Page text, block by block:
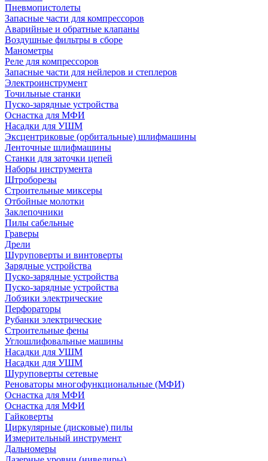
Пневмопистолеты
Запасные части для компрессоров
Аварийные и обратные клапаны
Воздушные фильтры в сборе
Манометры
Реле для компрессоров
Запасные части для нейлеров и степлеров
Электроинструмент
Точильные станки
Пуско-зарядные устройства
Оснастка для МФИ
Насадки для УШМ
Эксцентриковые (орбитальные) шлифмашины
Ленточные шлифмашины
Станки для заточки цепей
Наборы инструмента
Штроборезы
Строительные миксеры
Отбойные молотки
Заклепочники
Пилы сабельные
Граверы
Дрели
Шуруповерты и винтоверты
Зарядные устройства
Пуско-зарядные устройства
Пуско-зарядные устройства
Лобзики электрические
Перфораторы
Рубанки электрические
Строительные фены
Углошлифовальные машины
Насадки для УШМ
Насадки для УШМ
Шуруповерты сетевые
Реноваторы многофункциональные (МФИ)
Оснастка для МФИ
Оснастка для МФИ
Гайковерты
Циркулярные (дисковые) пилы
Измерительный инструмент
Дальномеры